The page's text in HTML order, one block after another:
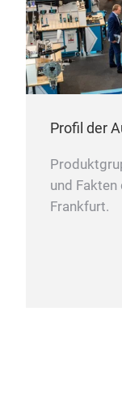
Profil der
und
Frankfurt.